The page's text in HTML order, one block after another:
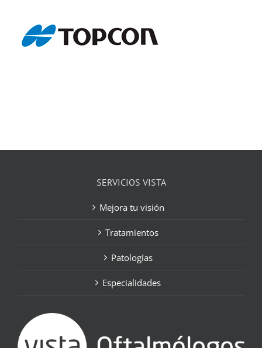
SERVICIOS VISTA
Mejora tu visión
Tratamientos
Patologías
Especialidades